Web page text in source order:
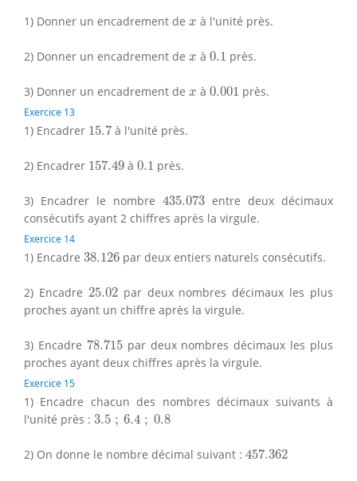
1) Donner un encadrement de x
x à l'unité près.
2) Donner un encadrement de x
x à 0.1
0.1 près.
3) Donner un encadrement de x
x à 0.001
0.001près.
Exercice 13
1) Encadrer 15.7
15.7à l'unité près.
2) Encadrer 157.49
157.49
à 0.1
0.1 près.
3) Encadrer le nombre 435.073
435.073entre deux décimaux
consécutifs ayant 2 chiffres après la virgule.
Exercice 14
1) Encadre 38.126
38.126par deux entiers naturels consécutifs.
2) Encadre 25.02
25.02par deux nombres décimaux les plus
proches ayant un chiffre après la virgule.
3) Encadre 78.715
78.715par deux nombres décimaux les plus
proches ayant deux chiffres après la virgule.
Exercice 15
1) Encadre chacun des nombres décimaux suivants à
l'unité près : 3.5 ; 6.4 ; 0.8
3.5 ; 6.4 0.8
2) On donne le nombre décimal suivant : 457.362
457.362